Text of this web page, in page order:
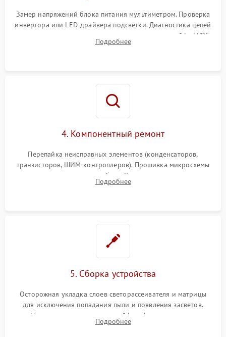
Замер напряжений блока питания мультиметром. Проверка
инвертора или LED-драйвера подсветки. Диагностика цепей
питания скалера и тестирование сигналов на шлейфе LVDS
Подробнее
4. Компонентный ремонт
Перепайка неисправных элементов (конденсаторов,
транзисторов, ШИМ-контроллеров). Прошивка микросхемы
памяти при программных сбоях. При поломке подсветки —
разборка матрицы и замена выгоревших светодиодов.
Подробнее
5. Сборка устройства
Осторожная укладка слоев светорассеивателя и матрицы
для исключения попадания пыли и появления засветов.
Надежное подключение шлейфов, фиксация плат и
аккуратное защелкивание пластикового корпуса монитора.
Подробнее